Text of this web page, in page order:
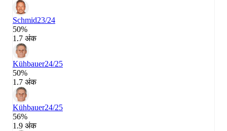
Schmid23/24
50%
1.7 अंक
Kühbauer24/25
50%
1.7 अंक
Kühbauer24/25
56%
1.9 अंक